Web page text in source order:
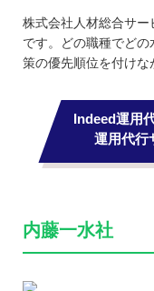
株式会社人材総合サ
です。どの職種でど
策の優先順位を付けな
Indeed運用
運用代行
内藤一水社